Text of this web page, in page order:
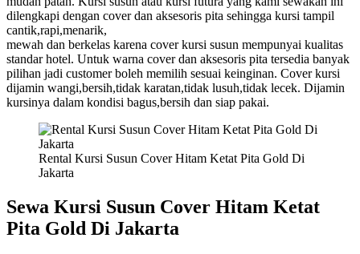
dilengkapi dengan cover dan aksesoris pita sehingga kursi tampil
cantik,rapi,menarik,
mewah dan berkelas karena cover kursi susun mempunyai kualitas
standar hotel. Untuk warna cover dan aksesoris pita tersedia banyak
pilihan jadi customer boleh memilih sesuai keinginan. Cover kursi
dijamin wangi,bersih,tidak karatan,tidak lusuh,tidak lecek. Dijamin
kursinya dalam kondisi bagus,bersih dan siap pakai.
Rental Kursi Susun Cover Hitam Ketat Pita Gold Di
Jakarta
Sewa Kursi Susun Cover Hitam Ketat
Pita Gold Di Jakarta